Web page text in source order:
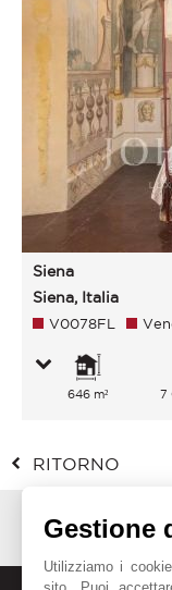
Siena
Siena, Italia
V0078FL
646 m²
7
RITORNO
Gestione
Utilizziamo i
sito. Puoi